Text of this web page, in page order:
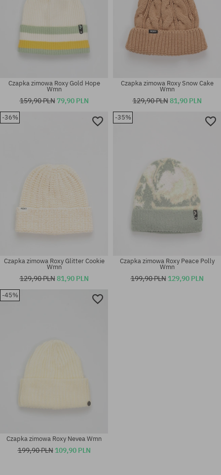
Czapka zimowa Roxy Gold Hope
Wmn
159,90 PLN 79,90 PLN
Czapka zimowa Roxy Snow Cake
Wmn
129,90 PLN81,90 PLN
-36%
Czapka zimowa Roxy Glitter Cookie
Wmn
129,90 PLN81,90 PLN
-35%
Czapka zimowa Roxy Peace Polly
Wmn
199,90 PLN 129,90 PLN
-45%
Czapka zimowa Roxy Nevea Wmn
199,90 PLN 109,90 PLN